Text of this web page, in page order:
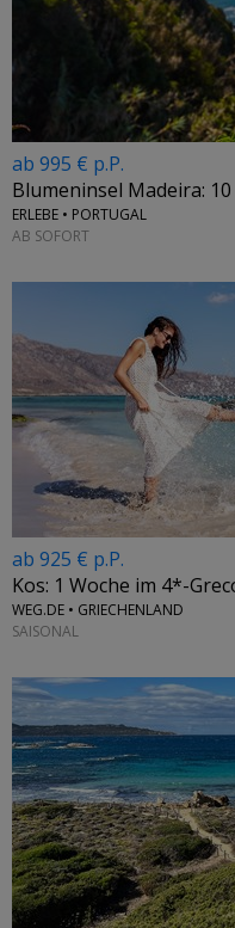
ab 995 € p.P.
Blumeninsel Madeira:
ERLEBE • PORTUGAL
AB SOFORT
ab 925 € p.P.
Kos: 1 Woche im 4*-
WEG.DE • GRIECHENLAND
SAISONAL